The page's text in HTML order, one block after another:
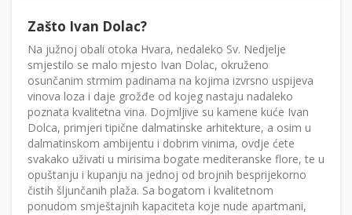
Zašto Ivan Dolac?
Na južnoj obali otoka Hvara, nedaleko Sv. Nedjelje
smjestilo se malo mjesto Ivan Dolac, okruženo
osunčanim strmim padinama na kojima izvrsno uspijeva
vinova loza i daje grožđe od kojeg nastaju nadaleko
poznata kvalitetna vina. Dojmljive su kamene kuće Ivan
Dolca, primjeri tipične dalmatinske arhitekture, a osim u
dalmatinskom ambijentu i dobrim vinima, ovdje ćete
svakako uživati u mirisima bogate mediteranske flore, te u
opuštanju i kupanju na jednoj od brojnih besprijekorno
čistih šljunčanih plaža. Sa bogatom i kvalitetnom
ponudom smještajnih kapaciteta koje nude apartmani,